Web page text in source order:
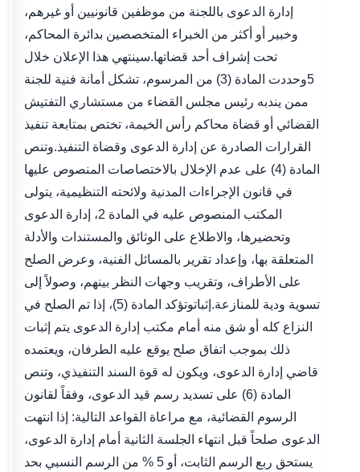
إدارة الدعوى باللجنة من موظفين قانونيين أو غيرهم،
وخبير أو أكثر من الخبراء المتخصصين بدائرة المحاكم،
تحت إشراف أحد قضاتها.‏سينتهي هذا الإعلان خلال
5وحددت المادة (3) من المرسوم، تشكل أمانة فنية للجنة
ممن يندبه رئيس مجلس القضاء من مستشاري التفتيش
القضائي أو قضاة محاكم رأس الخيمة، تختص بمتابعة تنفيذ
القرارات الصادرة عن إدارة الدعوى وقضاة التنفيذ.وتنص
المادة (4) على عدم الإخلال بالاختصاصات المنصوص عليها
في قانون الإجراءات المدنية ولائحته التنظيمية، يتولى
المكتب المنصوص عليه في المادة 2، إدارة الدعوى
وتحضيرها، والاطلاع على الوثائق والمستندات والأدلة
المتعلقة بها، وإعداد تقرير بالمسائل الفنية، وعرض الصلح
على الأطراف، وتقريب وجهات النظر بينهم، وصولاً إلى
تسوية ودية للمنازعة.إثباتوتؤكد المادة (5)، إذا تم الصلح في
النزاع كله أو شق منه أمام مكتب إدارة الدعوى يتم إثبات
ذلك بموجب اتفاق صلح يوقع عليه الطرفان، ويعتمده
قاضي إدارة الدعوى، ويكون له قوة السند التنفيذي، وتنص
المادة (6) على تسديد رسم قيد الدعوى، وفقاً لقانون
الرسوم القضائية، مع مراعاة القواعد التالية: إذا انتهت
الدعوى صلحاً قبل انتهاء الجلسة الثانية أمام إدارة الدعوى،
يستحق ربع الرسم الثابت، أو 5 % من الرسم النسبي بحد